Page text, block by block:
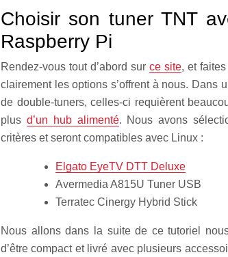
Choisir son tuner TNT
Raspberry Pi
Rendez-vous tout d’abord sur ce site, et
clairement les options s’offrent à nous.
de double-tuners, celles-ci requièrent
plus d’un hub alimenté. Nous avons
critères et seront compatibles avec Linux :
Elgato EyeTV DTT Deluxe
Avermedia A815U Tuner USB
Terratec Cinergy Hybrid Stick
Nous allons dans la suite de ce tutoriel
d’être compact et livré avec plusieurs